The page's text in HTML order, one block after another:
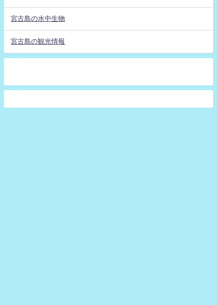
宮古島の水中生物
宮古島の観光情報